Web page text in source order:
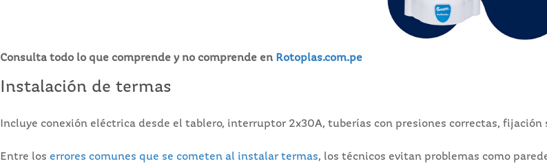
Consulta todo lo que comprende y no comprende en Rotoplas.com.pe
Instalación de termas
Incluye conexión eléctrica desde el tablero, interruptor 2x30A, tuberías con presiones correctas, fijación
Entre los errores comunes que se cometen al instalar termas, los técnicos evitan problemas como